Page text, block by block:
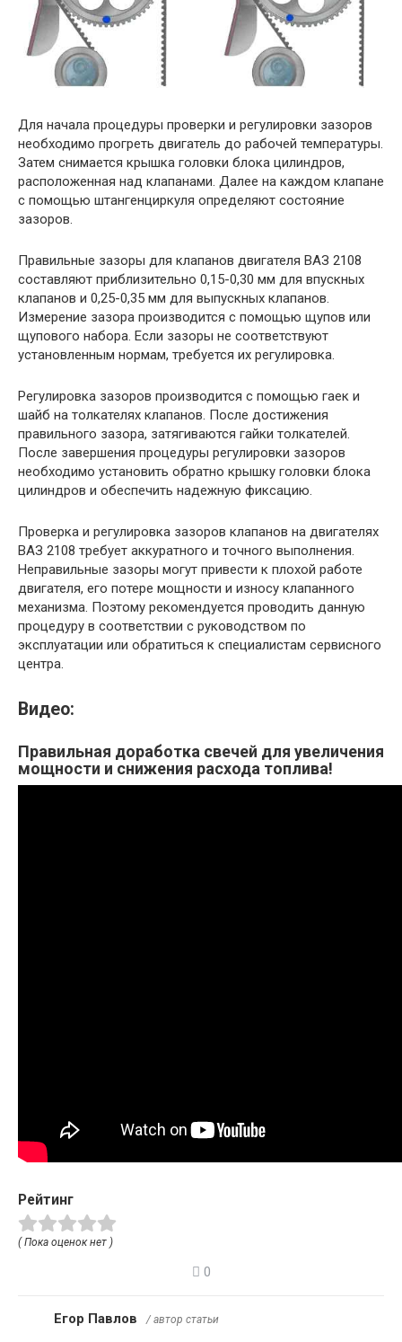
Для начала процедуры проверки и регулировки зазоров
необходимо прогреть двигатель до рабочей температуры.
Затем снимается крышка головки блока цилиндров,
расположенная над клапанами. Далее на каждом клапане
с помощью штангенциркуля определяют состояние
зазоров.
Правильные зазоры для клапанов двигателя ВАЗ 2108
составляют приблизительно 0,15-0,30 мм для впускных
клапанов и 0,25-0,35 мм для выпускных клапанов.
Измерение зазора производится с помощью щупов или
щупового набора. Если зазоры не соответствуют
установленным нормам, требуется их регулировка.
Регулировка зазоров производится с помощью гаек и
шайб на толкателях клапанов. После достижения
правильного зазора, затягиваются гайки толкателей.
После завершения процедуры регулировки зазоров
необходимо установить обратно крышку головки блока
цилиндров и обеспечить надежную фиксацию.
Проверка и регулировка зазоров клапанов на двигателях
ВАЗ 2108 требует аккуратного и точного выполнения.
Неправильные зазоры могут привести к плохой работе
двигателя, его потере мощности и износу клапанного
механизма. Поэтому рекомендуется проводить данную
процедуру в соответствии с руководством по
эксплуатации или обратиться к специалистам сервисного
центра.
Видео:
Правильная доработка свечей для увеличения
мощности и снижения расхода топлива!
Рейтинг
( Пока оценок нет )
0
Егор Павлов / автор статьи